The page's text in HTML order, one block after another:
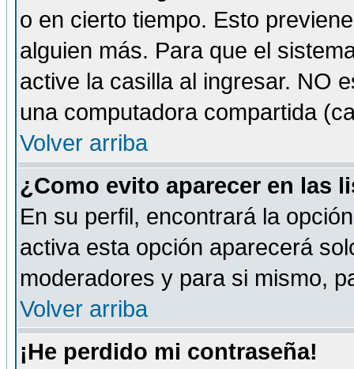
o en cierto tiempo. Esto
alguien más. Para que el
active la casilla al ingresar. NO
una computadora compartida
Volver arriba
¿Como evito aparecer en las
En su perfil, encontrará la
activa esta opción aparecerá
moderadores y para si mismo,
Volver arriba
¡He perdido mi contraseña!